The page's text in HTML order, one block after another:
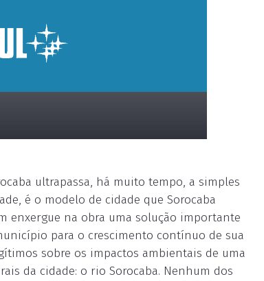
ultrapassa, há muito tempo, a simples
é o modelo de cidade que Sorocaba
enxergue na obra uma solução importante
para o crescimento contínuo de sua
sobre os impactos ambientais de uma
da cidade: o rio Sorocaba. Nenhum dos